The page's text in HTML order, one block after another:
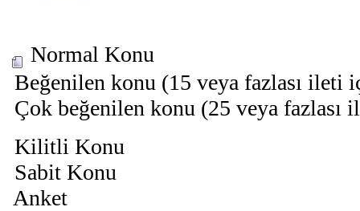
Normal Konu
Beğenilen konu (15 veya fazlası ileti
Çok beğenilen konu (25 veya fazlası
Kilitli Konu
Sabit Konu
Anket